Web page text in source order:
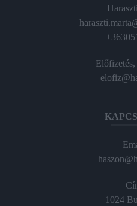
Előfizetés,
1024